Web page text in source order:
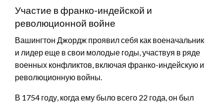
Участие в франко-индейской и
революционной войне
Вашингтон Джордж проявил себя как военачальник
и лидер еще в свои молодые годы, участвуя в ряде
военных конфликтов, включая франко-индейскую и
революционную войны.
В 1754 году, когда ему было всего 22 года, он был